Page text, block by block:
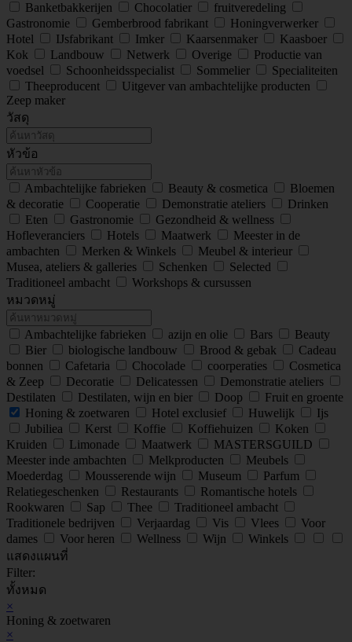
Banketbakkerijen
Chocolatier
fruitveredeling
Gastronomie
Gemberbrood fabrikant
Honingverwerker
Hotel
IJsfabrikant Imker Kaarsenmaker
Kaasboer
Kok
Landbouw Netwerk Overige
Productie van
voedsel
Schoonheidsspecialist Sommelier
Specialiteiten
Theeproducent
Uitgever van ambachtelijke producten
Zeep maker
วัสดุ
หัวข้อ
Ambachtelijke fabrieken Beauty & cosmetica
Bloemen
& decoratie
Cooperatie Demonstratie ateliers
Drinken
Eten
Gastronomie
Gezondheid & wellness
Hofleveranciers
Hotels Maatwerk
Meester in de
ambachten
Merken & Winkels
Meubel & interieur
Musea, ateliers & galleries
Schenken
Selected
Traditioneel ambacht
Workshops & cursussen
หมวดหมู่
Ambachtelijke fabrieken azijn en olie Bars
Beauty
Bier
biologische landbouw Brood & gebak
Cadeau
bonnen
Cafetaria Chocolade coorperaties
Cosmetica
& Zeep
Decoratie Delicatessen
Demonstratie ateliers
Destilaten
Destilaten, wijn en bier Doop
Fruit en groente
Honing & zoetwaren
Hotel exclusief Huwelijk
Ijs
Jubiliea
Kerst Koffie Koffiehuizen
Koken
Kruiden
Limonade Maatwerk
MASTERSGUILD
Meester inde ambachten
Melkproducten
Meubels
Moederdag
Mousserende wijn Museum
Parfum
Relatiegeschenken
Restaurants
Romantische hotels
Rookwaren
Sap Thee
Traditioneel ambacht
Traditionele bedrijven
Verjaardag Vis Vlees
Voor
dames
Voor heren Wellness Wijn
Winkels
แสดงแผนที่
Filter:
ทั้งหมด
×
Honing & zoetwaren
×